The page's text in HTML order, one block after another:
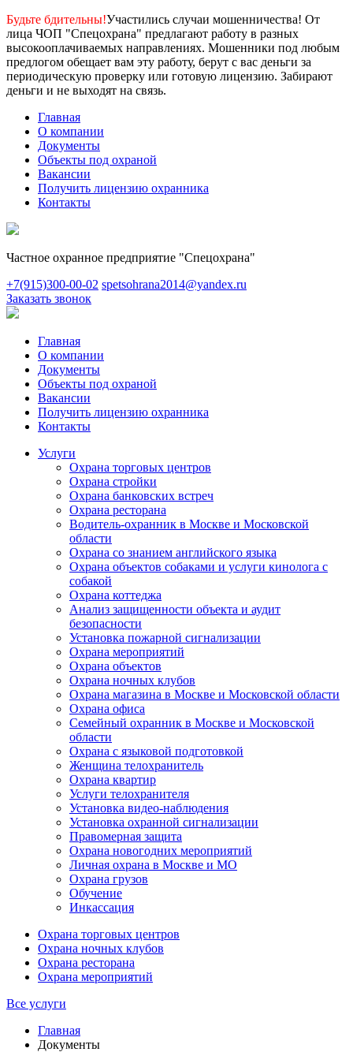
Будьте бдительны!Участились случаи мошенничества! От
лица ЧОП "Спецохрана" предлагают работу в разных
высокооплачиваемых направлениях. Мошенники под любым
предлогом обещает вам эту работу, берут с вас деньги за
периодическую проверку или готовую лицензию. Забирают
деньги и не выходят на связь.
Главная
О компании
Документы
Объекты под охраной
Вакансии
Получить лицензию охранника
Контакты
Частное охранное предприятие "Спецохрана"
+7(915)300-00-02 spetsohrana2014@yandex.ru
Заказать звонок
Главная
О компании
Документы
Объекты под охраной
Вакансии
Получить лицензию охранника
Контакты
Услуги
Охрана торговых центров
Охрана стройки
Охрана банковских встреч
Охрана ресторана
Водитель-охранник в Москве и Московской
области
Охрана со знанием английского языка
Охрана объектов собаками и услуги кинолога с
собакой
Охрана коттеджа
Анализ защищенности объекта и аудит
безопасности
Установка пожарной сигнализации
Охрана мероприятий
Охрана объектов
Охрана ночных клубов
Охрана магазина в Москве и Московской области
Охрана офиса
Семейный охранник в Москве и Московской
области
Охрана с языковой подготовкой
Женщина телохранитель
Охрана квартир
Услуги телохранителя
Установка видео-наблюдения
Установка охранной сигнализации
Правомерная защита
Охрана новогодних мероприятий
Личная охрана в Москве и МО
Охрана грузов
Обучение
Инкассация
Охрана торговых центров
Охрана ночных клубов
Охрана ресторана
Охрана мероприятий
Все услуги
Главная
Документы